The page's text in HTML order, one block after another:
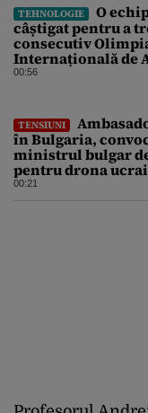
TEHNOLOGIE
O
câștigat pentru a
consecutiv
Internațională de
medalii din aur și
00:56
TENSIUNI
în Bulgaria,
ministrul bulgar
pentru drona
prăbușită în
00:21